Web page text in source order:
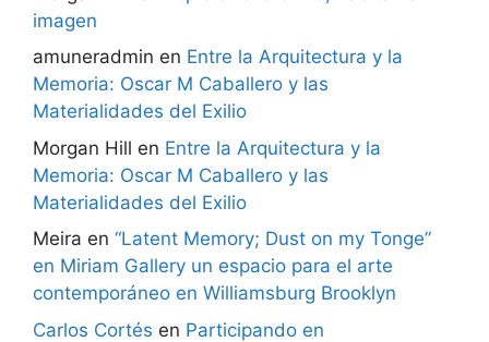
imagen
amuneradmin en Entre la Arquitectura y la
Memoria: Oscar M Caballero y las
Materialidades del Exilio
Morgan Hill en Entre la Arquitectura y la
Memoria: Oscar M Caballero y las
Materialidades del Exilio
Meira en “Latent Memory; Dust on my Tonge”
en Miriam Gallery un espacio para el arte
contemporáneo en Williamsburg Brooklyn
Carlos Cortés en Participando en